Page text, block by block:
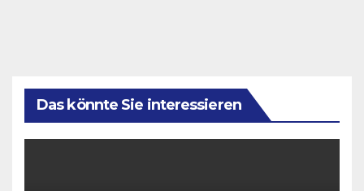
Das könnte Sie interessieren